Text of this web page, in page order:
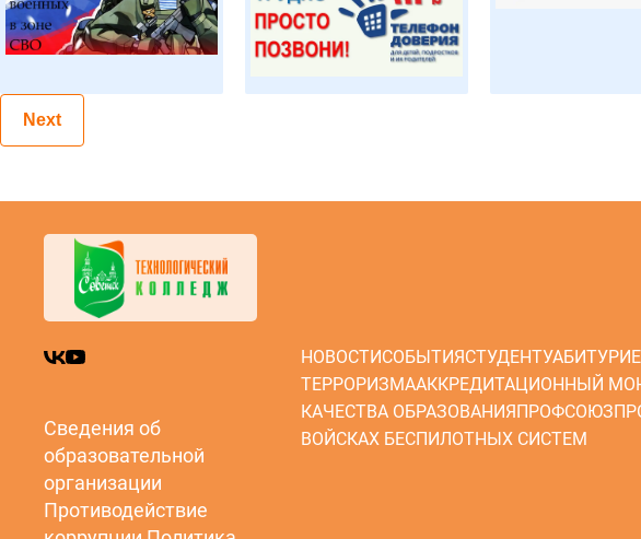
Next
Сведения об
образовательной
организации
Противодействие
НОВОСТИСОБЫТИЯСТУДЕНТУ
ТЕРРОРИЗМААККРЕДИТАЦИОННЫЙ
КАЧЕСТВА ОБРАЗОВАНИЯПРОФСОЮЗ
ВОЙСКАХ БЕСПИЛОТНЫХ СИСТЕМ